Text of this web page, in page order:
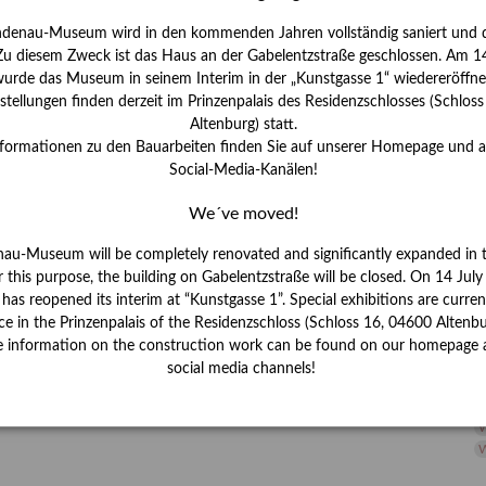
Museum wird in den kommenden Jahren vollständig saniert und
diesem Zweck ist das Haus an der Gabelentzstraße geschlossen. Am
das Museum in seinem Interim in der „Kunstgasse 1“
finden derzeit im Prinzenpalais des Residenzschlosses
Altenburg) statt.
zu den Bauarbeiten finden Sie auf unserer Homepage und
Social-Media-Kanälen!
We´ve moved!
Museum will be completely renovated and significantly expanded in
this purpose, the building on Gabelentzstraße will be closed. On 14
reopened its interim at “Kunstgasse 1”. Special exhibitions are
in the Prinzenpalais of the Residenzschloss (Schloss 16, 04600
information on the construction work can be found on our homepage
social media channels!